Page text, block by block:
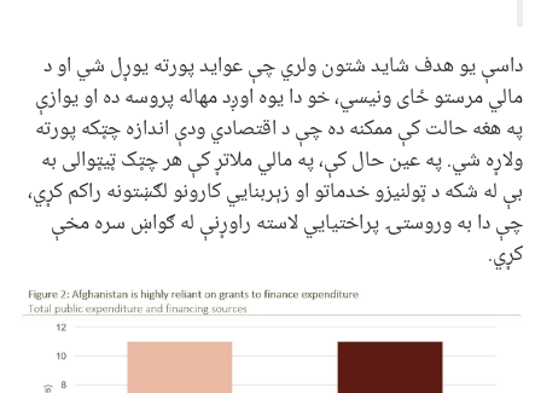
داسې يو هدف شايد شتون ولري چې عوايد پورته يوړل شي او د
مالي مرستو ځای ونيسي، خو دا يوه اوږد مهاله پروسه ده او يوازې
په هغه حالت کې ممکنه ده چې د اقتصادي ودې اندازه چټکه پورته
ولاړه شي. په عين حال کې، په مالي ملاتړ کې هر چټک ټيټوالی به
بې له شکه د ټولنيزو خدماتو او زېربنايي کارونو لګښتونه راکم کړي،
چې دا به وروستۍ پراختيايي لاسته راوړنې له ګواښ سره مخې
کړي.